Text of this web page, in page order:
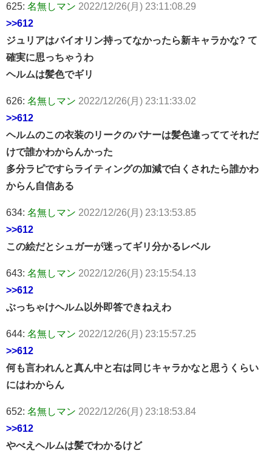
625: 名無しマン 2022/12/26(月) 23:11:08.29
>>612
ジュリアはバイオリン持ってなかったら新キャラかな? て
確実に思っちゃうわ
ヘルムは髪色でギリ
626: 名無しマン 2022/12/26(月) 23:11:33.02
>>612
ヘルムのこの衣装のリークのバナーは髪色違っててそれだ
けで誰かわからんかった
多分ラピですらライティングの加減で白くされたら誰かわ
からん自信ある
634: 名無しマン 2022/12/26(月) 23:13:53.85
>>612
この絵だとシュガーが迷ってギリ分かるレベル
643: 名無しマン 2022/12/26(月) 23:15:54.13
>>612
ぶっちゃけヘルム以外即答できねえわ
644: 名無しマン 2022/12/26(月) 23:15:57.25
>>612
何も言われんと真ん中と右は同じキャラかなと思うくらい
にはわからん
652: 名無しマン 2022/12/26(月) 23:18:53.84
>>612
やべえヘルムは髪でわかるけど